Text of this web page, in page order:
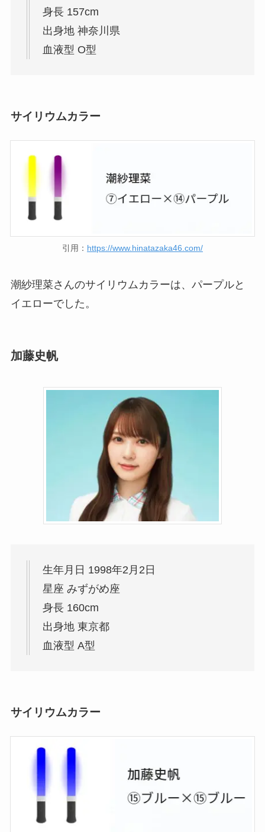
身長 157cm
出身地 神奈川県
血液型 O型
サイリウムカラー
引用： https://www.hinatazaka46.com/
潮紗理菜さんのサイリウムカラーは、パープルと
イエローでした。
加藤史帆
生年月日 1998年2月2日
星座 みずがめ座
身長 160cm
出身地 東京都
血液型 A型
サイリウムカラー